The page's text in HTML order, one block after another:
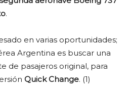
.
en varias oportunidades;
Argentina es buscar una
de pasajeros original, para
Quick Change. (1)